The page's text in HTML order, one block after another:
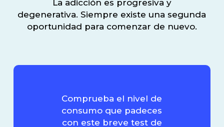
La adicción es progresiva y
degenerativa.Siempre existe una segunda
oportunidad para comenzar de nuevo.
Comprueba el nivel de
consumo que padeces
con este breve test de